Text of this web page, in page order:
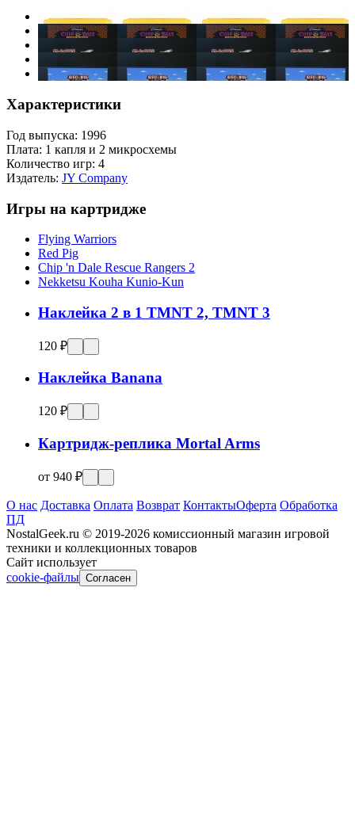
Характеристики
Год выпуска: 1996
Плата: 1 капля и 2 микросхемы
Количество игр: 4
Издатель: JY Company
Игры на картридже
Flying Warriors
Red Pig
Chip 'n Dale Rescue Rangers 2
Nekketsu Kouha Kunio-Kun
Наклейка 2 в 1 TMNT 2, TMNT 3
120 ₽
Наклейка Banana
120 ₽
Картридж-реплика Mortal Arms
от 940 ₽
О нас Доставка Оплата Возврат КонтактыОферта Обработка
ПД
NostalGeek.ru © 2019-2026 комиссионный магазин игровой
техники и коллекционных товаров
Сайт использует
cookie-файлы Согласен